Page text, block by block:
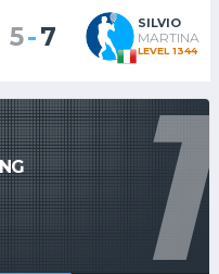
5-7 SILVIO
MARTINA
LEVEL 1344
1